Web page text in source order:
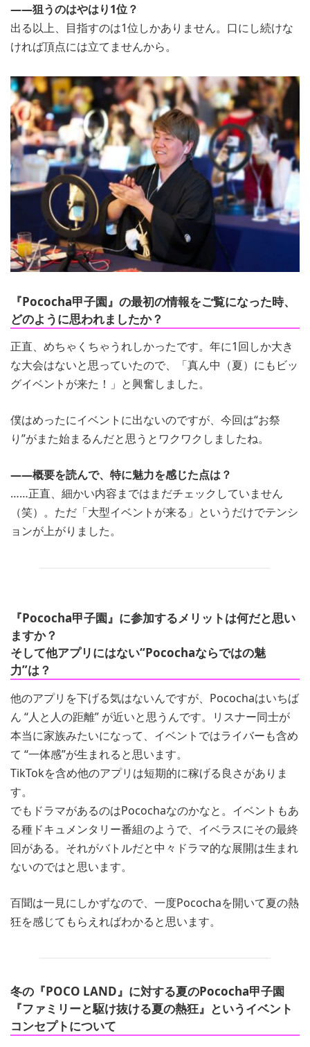
――狙うのはやはり1位？
出る以上、目指すのは1位しかありません。口にし続けな
ければ頂点には立てませんから。
『Pococha甲子園』の最初の情報をご覧になった時、
どのように思われましたか？
正直、めちゃくちゃうれしかったです。年に1回しか大き
な大会はないと思っていたので、「真ん中（夏）にもビッ
グイベントが来た！」と興奮しました。
僕はめったにイベントに出ないのですが、今回は“お祭
り”がまた始まるんだと思うとワクワクしましたね。
――概要を読んで、特に魅力を感じた点は？
……正直、細かい内容まではまだチェックしていません
（笑）。ただ「大型イベントが来る」というだけでテンシ
ョンが上がりました。
『Pococha甲子園』に参加するメリットは何だと思い
ますか？
そして他アプリにはない“Pocochaならではの魅
力”は？
他のアプリを下げる気はないんですが、Pocochaはいちば
ん “人と人の距離” が近いと思うんです。リスナー同士が
本当に家族みたいになって、イベントではライバーも含め
て “一体感”が生まれると思います。
TikTokを含め他のアプリは短期的に稼げる良さがありま
す。
でもドラマがあるのはPocochaなのかなと。イベントもあ
る種ドキュメンタリー番組のようで、イベラスにその最終
回がある。それがバトルだと中々ドラマ的な展開は生まれ
ないのではと思います。
百聞は一見にしかずなので、一度Pocochaを開いて夏の熱
狂を感じてもらえればわかると思います。
冬の『POCO LAND』に対する夏のPococha甲子園
『ファミリーと駆け抜ける夏の熱狂』というイベント
コンセプトについて